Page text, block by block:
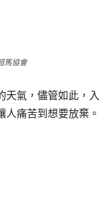
馬協會
天氣，儘管如此，入
痛苦到想要放棄。